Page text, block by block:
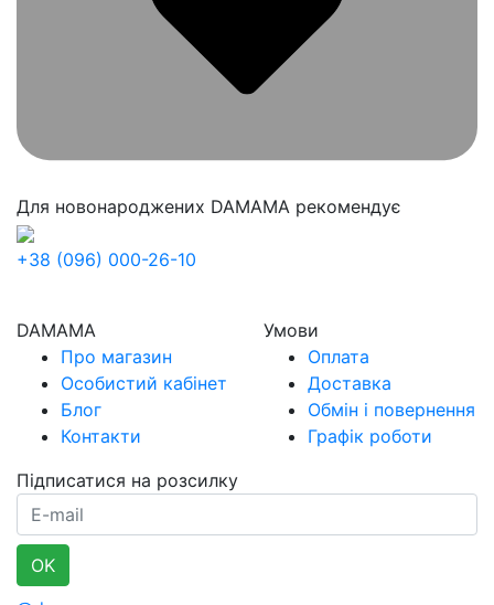
Для новонароджених DAMAMA рекомендує
+38 (096) 000-26-10
DAMAMA
Про магазин
Особистий кабінет
Блог
Контакти
Умови
Оплата
Доставка
Обмін і повернення
Графік роботи
Підписатися на розсилку
E-mail
OK